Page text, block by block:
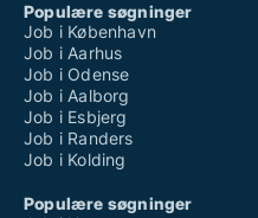
Populære søgninger
Job i København
Job i Aarhus
Job i Odense
Job i Aalborg
Job i Esbjerg
Job i Randers
Job i Kolding
Populære søgninger